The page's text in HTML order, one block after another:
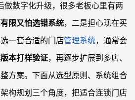
据安全怎么把关？
需要哪些核心功能清单？
撑未来3-5年的扩张？
数字化升级，很多老板心里有两
限又怕选错系统，二是担心现在买
一套合适的门店管理系统，通常会
本打样验证，再逐步扩展到多店、
方案。下面从选型原则、系统组合
构规划三个角度，把适合连锁门店